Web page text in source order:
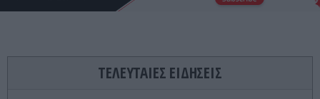
ΤΕΛΕΥΤΑΙΕΣ ΕΙΔΗΣΕΙΣ